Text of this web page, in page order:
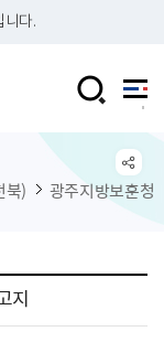
니다.
북)
광주지방보훈청
지